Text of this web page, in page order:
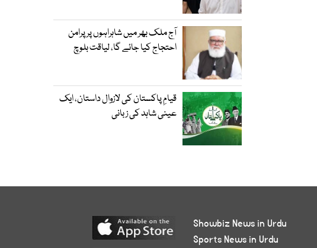
آج ملک بھر میں شاہراہوں پر پرامن
احتجاج کیا جائے گا، لیاقت بلوچ
قیامِ پاکستان کی لازوال داستان، ایک
عینی شاہد کی زبانی
Showbiz News in Urdu
Sports News in Urdu